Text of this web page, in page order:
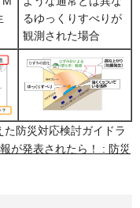
るゆっくりすべりが
観測された場合
た防災対応検討ガイドラ
が発表されたら！ : 防災